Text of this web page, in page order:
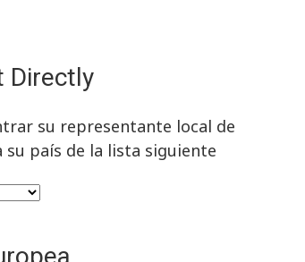
Directly
su representante local de
su país de la lista siguiente